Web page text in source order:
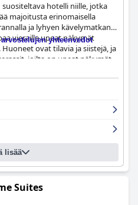
hotelli niille, jotka
majoitusta erinomaisella
ja lyhyen kävelymatkan
vieraille upeat näkymät
ovat tilavia ja siistejä, ja
joilta on upeat näkymät
on erittäin kätevä ja
tuoreista hedelmistä ja
Henkilökunta on ystävällistä ja
ja runsasta, ja sängyt ovat
takaavat levolliset yöunet.
pienistä
kylpyhuoneista,
tekevät siitä hintansa
yhteenvedot
lisää
Suites